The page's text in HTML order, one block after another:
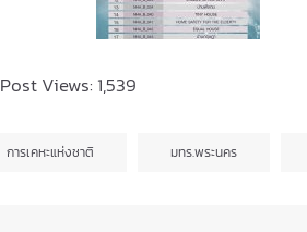
Post Views: 1,539
การเคหะแห่งชาติ มทร.พระนคร